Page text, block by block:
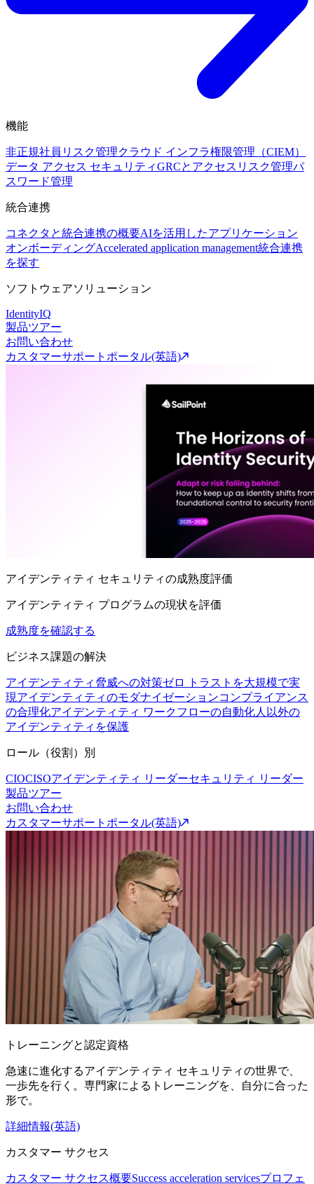
機能
非正規社員リスク管理クラウド インフラ権限管理（CIEM）
データ アクセス セキュリティGRCとアクセスリスク管理パ
スワード管理
統合連携
コネクタと統合連携の概要AIを活用したアプリケーション
オンボーディングAccelerated application management統合連携
を探す
ソフトウェアソリューション
IdentityIQ
製品ツアー
お問い合わせ
カスタマーサポートポータル(英語)
アイデンティティ セキュリティの成熟度評価
アイデンティティ プログラムの現状を評価
成熟度を確認する
ビジネス課題の解決
アイデンティティ脅威への対策ゼロ トラストを大規模で実
現アイデンティティのモダナイゼーションコンプライアンス
の合理化アイデンティティ ワークフローの自動化人以外の
アイデンティティを保護
ロール（役割）別
CIOCISOアイデンティティ リーダーセキュリティ リーダー
製品ツアー
お問い合わせ
カスタマーサポートポータル(英語)
トレーニングと認定資格
急速に進化するアイデンティティ セキュリティの世界で、
一歩先を行く。専門家によるトレーニングを、自分に合った
形で。
詳細情報(英語)
カスタマー サクセス
カスタマー サクセス概要Success acceleration servicesプロフェ